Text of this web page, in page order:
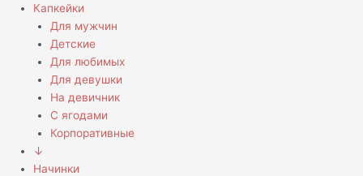
Капкейки
Для мужчин
Детские
Для любимых
Для девушки
На девичник
С ягодами
Корпоративные
↓
Начинки